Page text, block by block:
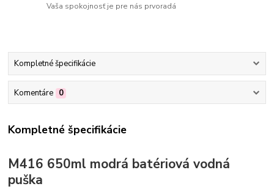
Vaša spokojnosť je pre nás prvoradá
Kompletné špecifikácie
Komentáre 0
Kompletné špecifikácie
M416 650ml modrá batériová vodná
puška